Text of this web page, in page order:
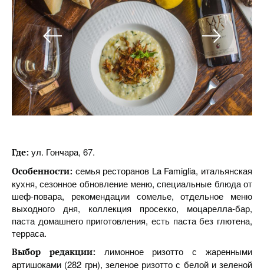
Где: ул. Гончара, 67.
Особенности: семья ресторанов La Famiglia, итальянская
кухня, сезонное обновление меню, специальные блюда от
шеф-повара, рекомендации сомелье, отдельное меню
выходного дня, коллекция просекко, моцарелла-бар,
паста домашнего приготовления, есть паста без глютена,
терраса.
Выбор редакции: лимонное ризотто с жаренными
артишоками (282 грн), зеленое ризотто с белой и зеленой